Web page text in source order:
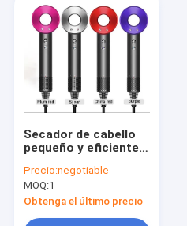
Secador de cabello
pequeño y eficiente
todo el mundo
Precio:negotiable
MOQ:1
Obtenga el último precio